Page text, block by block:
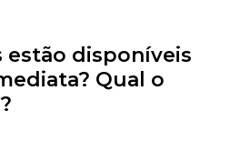
estão disponíveis
Qual o